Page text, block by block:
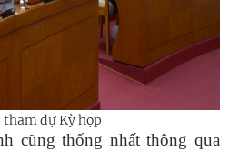
dự Kỳ họp
cũng thống nhất thông qua